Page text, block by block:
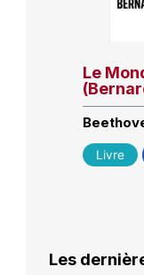
Le
Livre
Les